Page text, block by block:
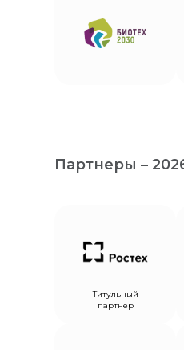
Партнеры –
Титульный
партнер